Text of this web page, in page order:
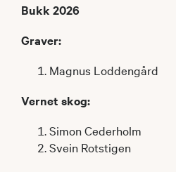
Bukk 2026
Graver:
Magnus Loddengård
Vernet skog:
Simon Cederholm
Svein Rotstigen